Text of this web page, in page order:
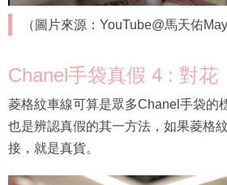
（圖片來源：YouTube@馬天佑
Chanel手袋真假 4 : 對花
菱格紋車線可算是眾多Chanel手袋的
也是辨認真假的其一方法，如果菱格
接，就是真貨。